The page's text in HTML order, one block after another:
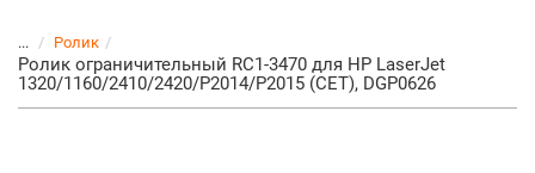
... Ролик
Ролик ограничительный RC1-3470 для HP LaserJet
1320/1160/2410/2420/P2014/P2015 (CET), DGP0626